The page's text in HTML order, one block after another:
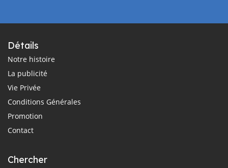
Détails
Notre histoire
La publicité
Vie Privée
Conditions Générales
Promotion
Contact
Chercher